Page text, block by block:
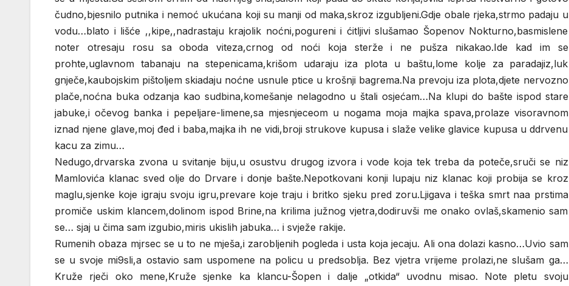
čudno,bjesnilo putnika i nemoć ukućana koji su manji od maka,skroz izgubljeni.Gdje obale rjeka,strmo padaju u
vodu…blato i lišće ,,kipe,,nadrastaju krajolik noćni,pogureni i ćitljivi slušamao Šopenov Nokturno,basmislene
noter otresaju rosu sa oboda viteza,crnog od noći koja sterže i ne pušza nikakao.Ide kad im se
prohte,uglavnom tabanaju na stepenicama,krišom udaraju iza plota u baštu,lome kolje za paradajiz,luk
gnječe,kaubojskim pištoljem skiadaju noćne usnule ptice u krošnji bagrema.Na prevoju iza plota,djete nervozno
plače,noćna buka odzanja kao sudbina,komešanje nelagodno u štali osjećam…Na klupi do bašte ispod stare
jabuke,i očevog banka i pepeljare-limene,sa mjesnjeceom u nogama moja majka spava,prolaze visoravnom
iznad njene glave,moj đed i baba,majka ih ne vidi,broji strukove kupusa i slaže velike glavice kupusa u ddrvenu
kacu za zimu…
Nedugo,drvarska zvona u svitanje biju,u osustvu drugog izvora i vode koja tek treba da poteče,sruči se niz
Mamlovića klanac sved olje do Drvare i donje bašte.Nepotkovani konji lupaju niz klanac koji probija se kroz
maglu,sjenke koje igraju svoju igru,prevare koje traju i britko sjeku pred zoru.Ljigava i teška smrt naa prstima
promiče uskim klancem,dolinom ispod Brine,na krilima južnog vjetra,dodiruvši me onako ovlaš,skamenio sam
se… sjaj u čima sam izgubio,miris ukislih jabuka… i svježe rakije.
Rumenih obaza mjrsec se u to ne mješa,i zarobljenih pogleda i usta koja jecaju. Ali ona dolazi kasno…Uvio sam
se u svoje mi9sli,a ostavio sam uspomene na policu u predsoblja. Bez vjetra vrijeme prolazi,ne slušam ga…
Kruže rječi oko mene,Kruže sjenke ka klancu-Šopen i dalje „otkida“ uvodnu misao. Note pletu svoju